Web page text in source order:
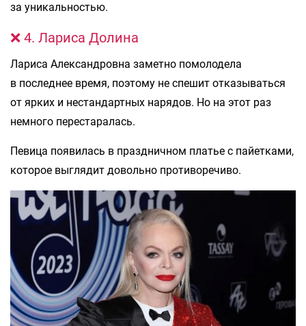
за уникальностью.
❌ 4. Лариса Долина
Лариса Александровна заметно помолодела
в последнее время, поэтому не спешит отказываться
от ярких и нестандартных нарядов. Но на этот раз
немного перестаралась.
Певица появилась в праздничном платье с пайетками,
которое выглядит довольно противоречиво.